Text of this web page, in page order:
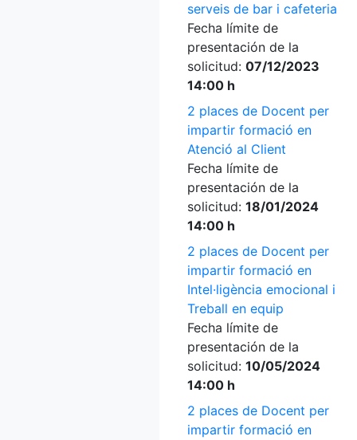
serveis de bar i cafeteria
Fecha límite de
presentación de la
solicitud: 07/12/2023
14:00 h
2 places de Docent per
impartir formació en
Atenció al Client
Fecha límite de
presentación de la
solicitud: 18/01/2024
14:00 h
2 places de Docent per
impartir formació en
Intel·ligència emocional i
Treball en equip
Fecha límite de
presentación de la
solicitud: 10/05/2024
14:00 h
2 places de Docent per
impartir formació en